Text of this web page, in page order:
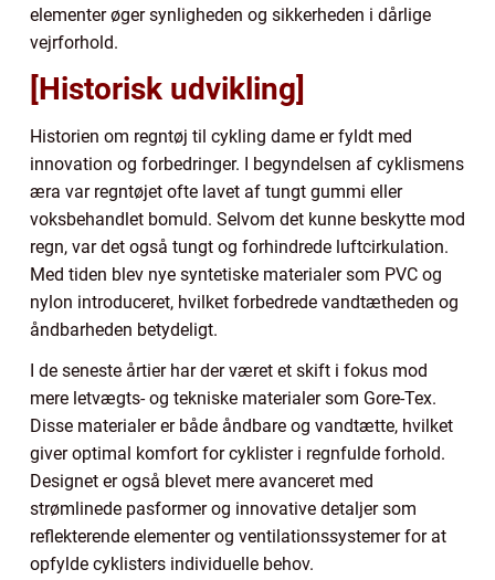
elementer øger synligheden og sikkerheden i dårlige
vejrforhold.
[Historisk udvikling]
Historien om regntøj til cykling dame er fyldt med
innovation og forbedringer. I begyndelsen af cyklismens
æra var regntøjet ofte lavet af tungt gummi eller
voksbehandlet bomuld. Selvom det kunne beskytte mod
regn, var det også tungt og forhindrede luftcirkulation.
Med tiden blev nye syntetiske materialer som PVC og
nylon introduceret, hvilket forbedrede vandtætheden og
åndbarheden betydeligt.
I de seneste årtier har der været et skift i fokus mod
mere letvægts- og tekniske materialer som Gore-Tex.
Disse materialer er både åndbare og vandtætte, hvilket
giver optimal komfort for cyklister i regnfulde forhold.
Designet er også blevet mere avanceret med
strømlinede pasformer og innovative detaljer som
reflekterende elementer og ventilationssystemer for at
opfylde cyklisters individuelle behov.